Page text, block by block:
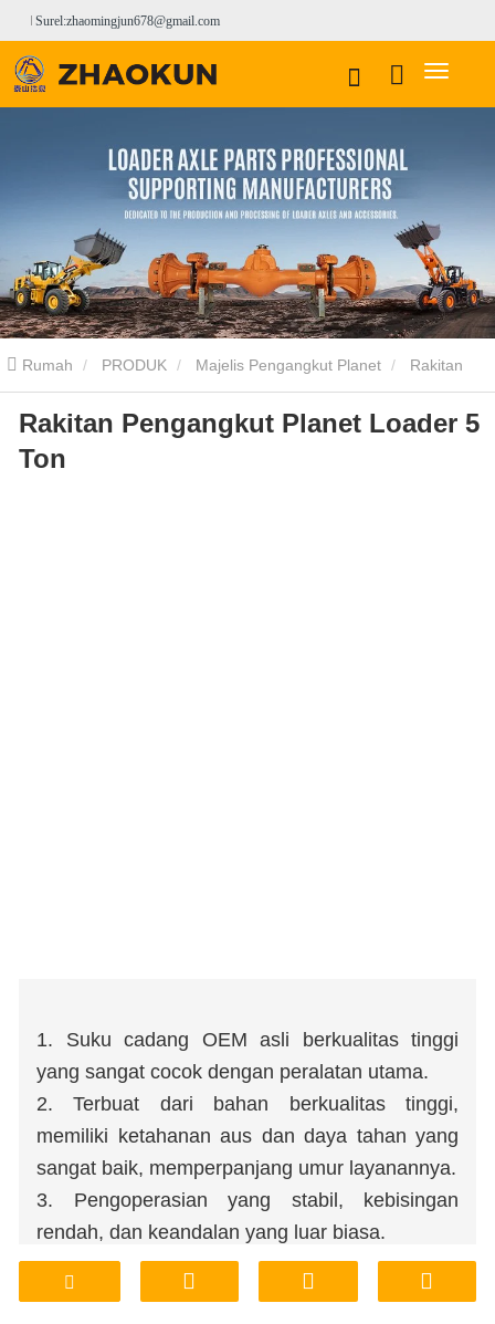
Surel:zhaomingjun678@gmail.com
Rumah PRODUK Majelis Pengangkut Planet Rakitan
Pengangkut Planet ENSIGN Rakitan Pengangkut Planet Loader 5
Ton
Rakitan Pengangkut Planet Loader 5
Ton
1. Suku cadang OEM asli berkualitas tinggi
yang sangat cocok dengan peralatan utama.
2. Terbuat dari bahan berkualitas tinggi,
memiliki ketahanan aus dan daya tahan yang
sangat baik, memperpanjang umur layanannya.
3. Pengoperasian yang stabil, kebisingan
rendah, dan keandalan yang luar biasa.
4. Pabrik menyediakan pasokan langsung dan
dapat menyesuaikan pemrosesan.